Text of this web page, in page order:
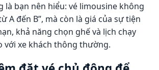
là bạn nên hiểu: vé limousine không
A đến B”, mà còn là giá của sự tiện
khả năng chọn ghế và lịch chạy
với xe khách thông thường.